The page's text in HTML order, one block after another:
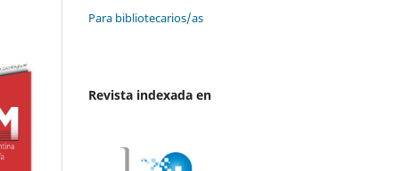
Para bibliotecarios/as
Revista indexada en